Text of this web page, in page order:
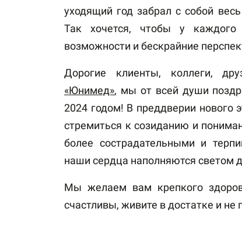
уходящий год забрал с собой
Так хочется, чтобы у
возможности и бескрайние
Дорогие клиенты, коллеги,
«Юнимед», мы от всей души
2024 годом! В преддверии нового
стремиться к созиданию и
более сострадательными и
наши сердца наполняются светом
Мы желаем вам крепкого
счастливы, живите в достатке и не